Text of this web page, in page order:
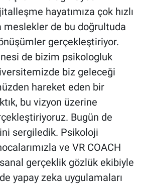
hayatımıza çok hızlı
meslekler de bu doğrultuda
gerçekleştiriyor.
de bizim psikologluk
biz geleceği
hareket eden bir
bu vizyon üzerine
Bugün de
sergiledik. Psikoloji
ve VR COACH
gerçeklik gözlük ekibiyle
yapay zeka uygulamaları